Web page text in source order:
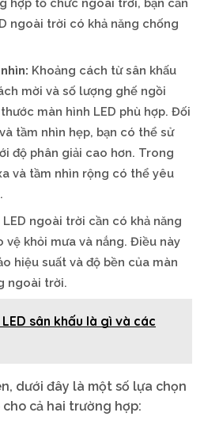
ngoài trời có khả năng chống
Khoảng cách từ sân khấu
mời và số lượng ghế ngồi
màn hình LED phù hợp. Đối
tầm nhìn hẹp, bạn có thể sử
độ phân giải cao hơn. Trong
và tầm nhìn rộng có thể yêu
LED ngoài trời cần có khả năng
vệ khỏi mưa và nắng. Điều này
hiệu suất và độ bền của màn
ngoài trời.
LED sân khấu là gì và các
dưới đây là một số lựa chọn
cho cả hai trường hợp: